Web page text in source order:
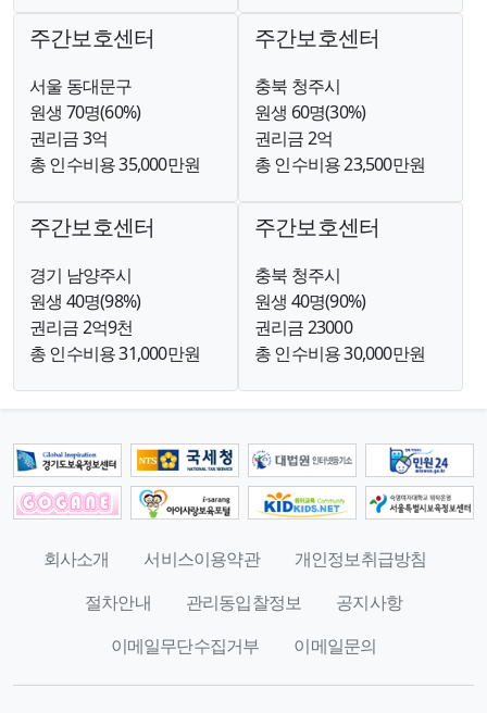
주간보호센터
서울 동대문구
원생 70명(60%)
권리금 3억
총 인수비용 35,000만원
주간보호센터
충북 청주시
원생 60명(30%)
권리금 2억
총 인수비용 23,500만원
주간보호센터
경기 남양주시
원생 40명(98%)
권리금 2억9천
총 인수비용 31,000만원
주간보호센터
충북 청주시
원생 40명(90%)
권리금 23000
총 인수비용 30,000만원
회사소개 서비스이용약관
개인정보취급방침
절차안내
관리동입찰정보
공지사항
이메일무단수집거부
이메일문의